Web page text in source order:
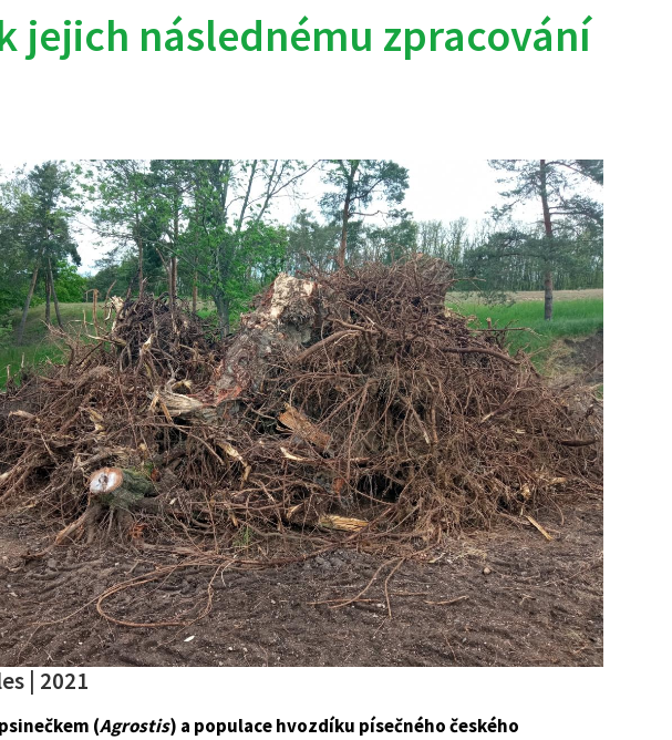
jejich následnému zpracování
| 2021
(Agrostis) a populace hvozdíku písečného českého